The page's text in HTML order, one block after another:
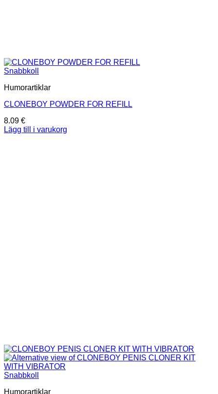
Snabbkoll
Humorartiklar
CLONEBOY POWDER FOR REFILL
8.09 €
Lägg till i varukorg
Snabbkoll
Humorartiklar